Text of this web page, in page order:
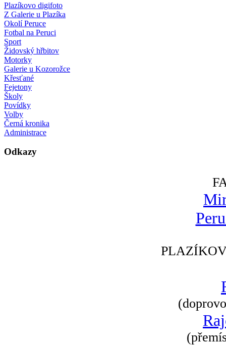
Plazíkovo digifoto
Z Galerie u Plazíka
Okolí Peruce
Fotbal na Peruci
Sport
Židovský hřbitov
Motorky
Galerie u Kozorožce
Křesťané
Fejetony
Školy
Povídky
Volby
Černá kronika
Administrace
Odkazy